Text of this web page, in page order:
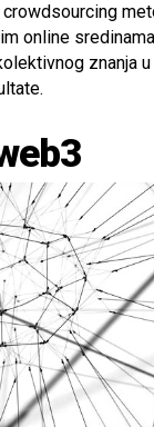
crowdsourcing
online
znanja